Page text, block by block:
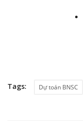
Tags: Dự toán BNSC